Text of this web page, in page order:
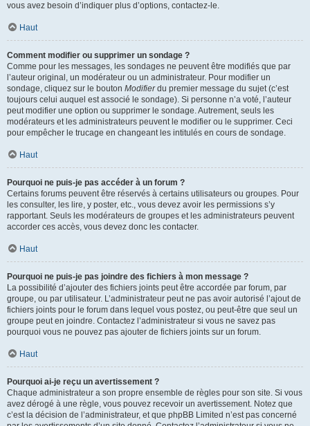
vous avez besoin d’indiquer plus d’options, contactez-le.
Haut
Comment modifier ou supprimer un sondage ?
Comme pour les messages, les sondages ne peuvent être modifiés que par
l’auteur original, un modérateur ou un administrateur. Pour modifier un
sondage, cliquez sur le bouton Modifierdu premier message du sujet (c’est
toujours celui auquel est associé le sondage). Si personne n’a voté, l’auteur
peut modifier une option ou supprimer le sondage. Autrement, seuls les
modérateurs et les administrateurs peuvent le modifier ou le supprimer. Ceci
pour empêcher le trucage en changeant les intitulés en cours de sondage.
Haut
Pourquoi ne puis-je pas accéder à un forum ?
Certains forums peuvent être réservés à certains utilisateurs ou groupes. Pour
les consulter, les lire, y poster, etc., vous devez avoir les permissions s’y
rapportant. Seuls les modérateurs de groupes et les administrateurs peuvent
accorder ces accès, vous devez donc les contacter.
Haut
Pourquoi ne puis-je pas joindre des fichiers à mon message ?
La possibilité d’ajouter des fichiers joints peut être accordée par forum, par
groupe, ou par utilisateur. L’administrateur peut ne pas avoir autorisé l’ajout de
fichiers joints pour le forum dans lequel vous postez, ou peut-être que seul un
groupe peut en joindre. Contactez l’administrateur si vous ne savez pas
pourquoi vous ne pouvez pas ajouter de fichiers joints sur un forum.
Haut
Pourquoi ai-je reçu un avertissement ?
Chaque administrateur a son propre ensemble de règles pour son site. Si vous
avez dérogé à une règle, vous pouvez recevoir un avertissement. Notez que
c’est la décision de l’administrateur, et que phpBB Limited n’est pas concerné